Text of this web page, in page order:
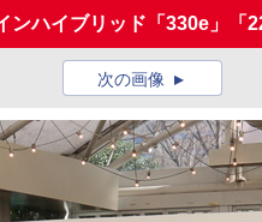
ンハイブリッド「330e」「
次の画像